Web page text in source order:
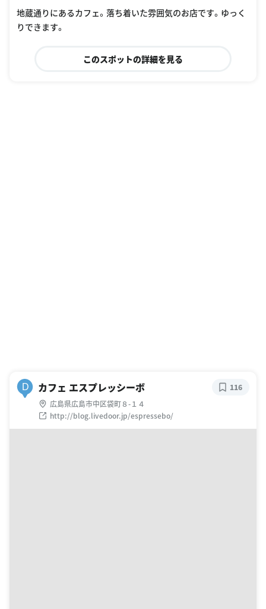
地蔵通りにあるカフェ。落ち着いた雰囲気のお店です。ゆっく
りできます。
このスポットの詳細を見る
D カフェ エスプレッシーボ
広島県広島市中区袋町８-１４
http://blog.livedoor.jp/espressebo/
116